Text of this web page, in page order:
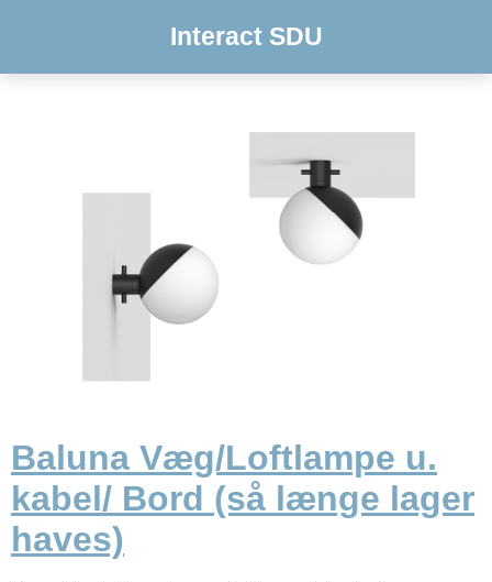
Interact SDU
Baluna Væg/Loftlampe u.
kabel/ Bord (så længe lager
haves)